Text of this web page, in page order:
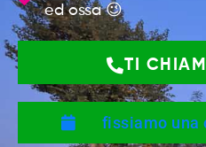
ed ossa 😉
TI
fissiamo una